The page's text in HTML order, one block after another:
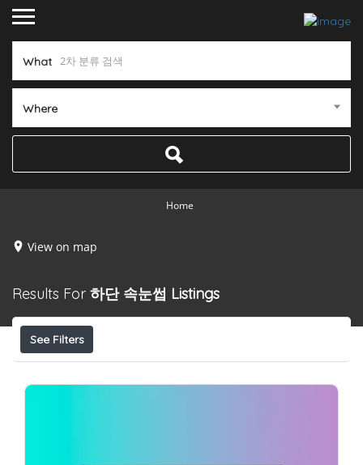
What
Where
Home
View on map
Results For 하단 속눈썹 Listings
See Filters